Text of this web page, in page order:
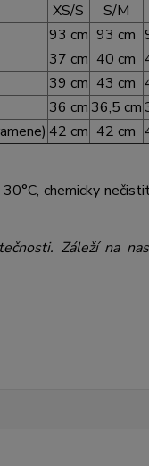
XS/S
S/M
93 cm 93 cm
37 cm 40 cm
39 cm 43 cm
36 cm 36,5 cm
42 cm 42 cm
chemicky
Záleží na